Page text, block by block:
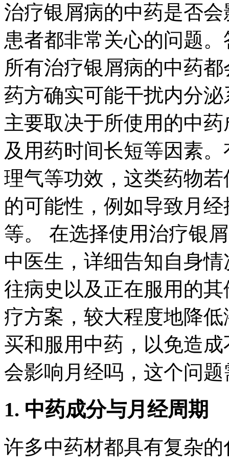
治疗银屑病的中药是否
患者都非常关心的问题
所有治疗银屑病的中药
药方确实可能干扰内分
主要取决于所使用的中
及用药时间长短等因素
理气等功效，这类药物
的可能性，例如导致月
等。 在选择使用治疗银
中医生，详细告知自身
往病史以及正在服用的
疗方案，较大程度地降
买和服用中药，以免造
会影响月经吗，这个问
1. 中药成分与月经周期
许多中药材都具有复杂